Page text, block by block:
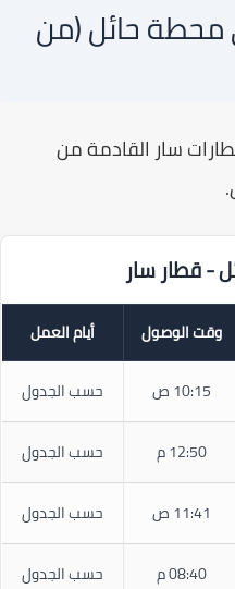
حائل (من
سار القادمة من
قطار سار
وقت الوصول أيام العمل
10:15 ص حسب الجدول
12:50 م حسب الجدول
11:41 ص حسب الجدول
08:40 م حسب الجدول